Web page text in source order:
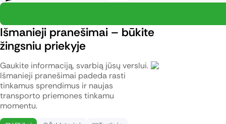
Išmanieji pranešimai – būkite
žingsniu priekyje
Gaukite informaciją, svarbią jūsų verslui.
Išmanieji pranešimai padeda rasti
tinkamus sprendimus ir naujas
transporto priemones tinkamu
momentu.